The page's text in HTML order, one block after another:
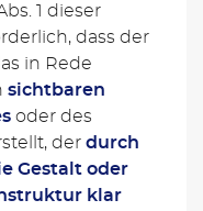
1 dieser
dass der
in Rede
sichtbaren
oder des
der durch
Gestalt oder
klar